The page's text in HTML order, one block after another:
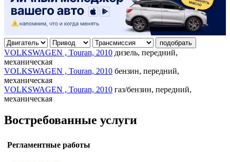
подобрать
VOLKSWAGEN , Touran, 2010 дизель, передний,
механическая
VOLKSWAGEN , Touran, 2010 бензин, передний,
механическая
VOLKSWAGEN , Touran, 2010 газ/бензин, передний,
механическая
Востребованные услуги
Регламентные работы